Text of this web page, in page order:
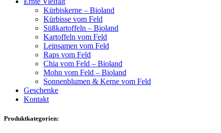
Kürbiskerne – Bioland
Kürbisse vom Feld
Süßkartoffeln – Bioland
Kartoffeln vom Feld
Leinsamen vom Feld
Raps vom Feld
Chia vom Feld – Bioland
Mohn vom Feld – Bioland
Sonnenblumen & Kerne vom Feld
Geschenke
Kontakt
Produktkategorien: